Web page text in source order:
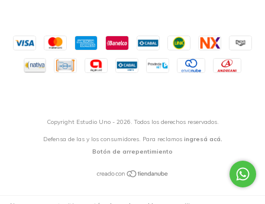
Copyright Estudio Uno - 2026. Todos los derechos reservados.
Defensa de las y los consumidores. Para reclamos ingresá acá.
Botón de arrepentimiento